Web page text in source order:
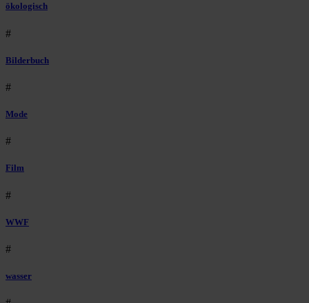
ökologisch
#
Bilderbuch
#
Mode
#
Film
#
WWF
#
wasser